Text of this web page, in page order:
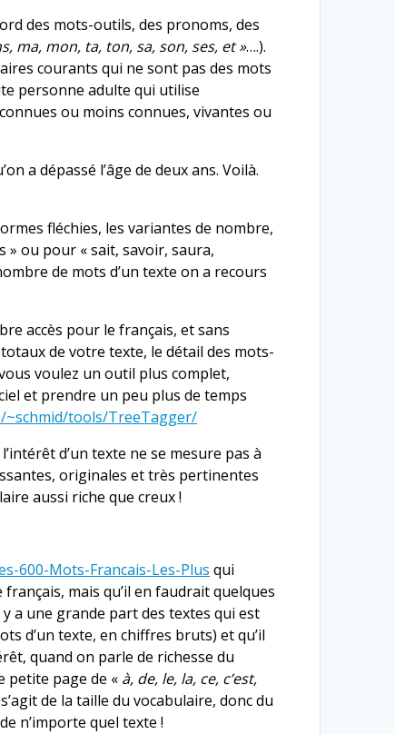
des mots-outils, des pronoms, des
ma, mon, ta, ton, sa, son, ses, et »….).
courants qui ne sont pas des mots
personne adulte qui utilise
ou moins connues, vivantes ou
a dépassé l’âge de deux ans. Voilà.
fléchies, les variantes de nombre,
ou pour « sait, savoir, saura,
de mots d’un texte on a recours
accès pour le français, et sans
de votre texte, le détail des mots-
voulez un outil plus complet,
et prendre un peu plus de temps
~schmid/tools/TreeTagger/
d’un texte ne se mesure pas à
originales et très pertinentes
aussi riche que creux !
600-Mots-Francais-Les-Plus qui
mais qu’il en faudrait quelques
y a une grande part des textes qui est
d’un texte, en chiffres bruts) et qu’il
quand on parle de richesse du
petite page de « à, de, le, la, ce, c’est,
de la taille du vocabulaire, donc du
n’importe quel texte !